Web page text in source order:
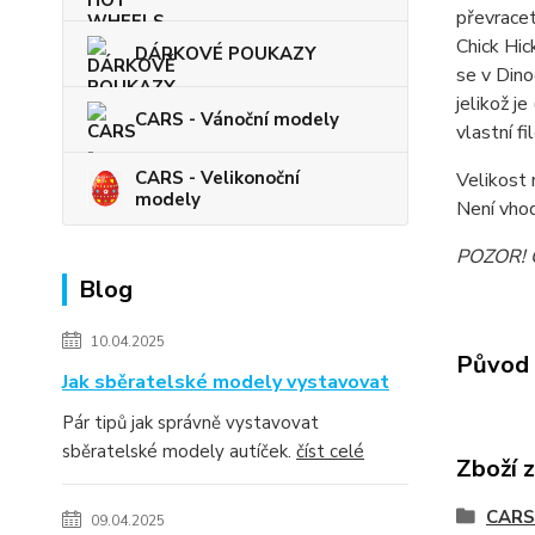
DÁRKOVÉ POUKAZY
CARS - Vánoční modely
CARS - Velikonoční
modely
Blog
10.04.2025
Jak sběratelské modely vystavovat
Pár tipů jak správně vystavovat
sběratelské modely autíček. číst celé
09.04.2025
Chick
se v
jelikož je
vlastní
Velikost
Není
Zboží